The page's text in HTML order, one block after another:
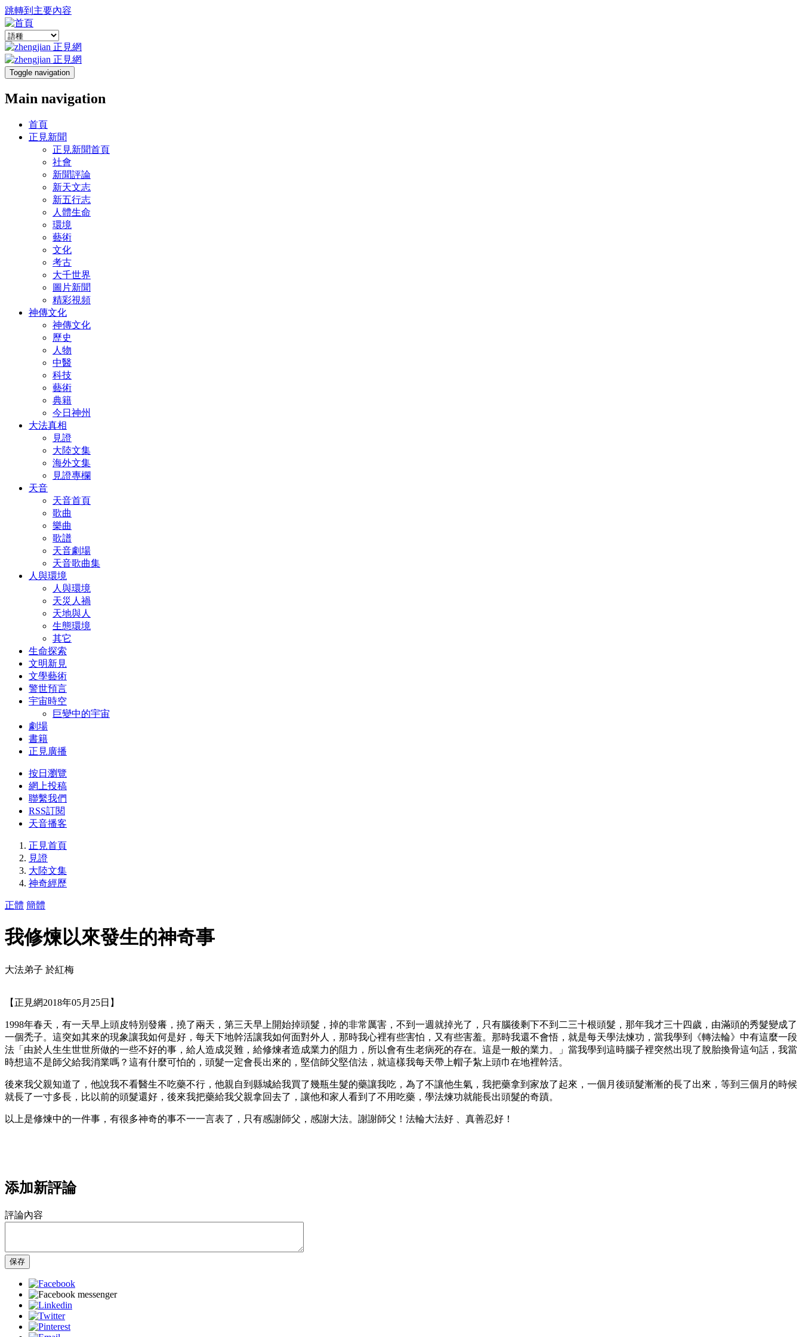
跳轉到主要內容
Toggle navigation
Main navigation
首頁
正見新聞
正見新聞首頁
社會
新聞評論
新天文志
新五行志
人體生命
環境
藝術
文化
考古
大千世界
圖片新聞
精彩視頻
神傳文化
神傳文化
歷史
人物
中醫
科技
藝術
典籍
今日神州
大法真相
見證
大陸文集
海外文集
見證專欄
天音
天音首頁
歌曲
樂曲
歌譜
天音劇場
天音歌曲集
人與環境
人與環境
天災人禍
天地與人
生態環境
其它
生命探索
文明新見
文學藝術
警世預言
宇宙時空
巨變中的宇宙
劇場
書籍
正見廣播
按日瀏覽
網上投稿
聯繫我們
RSS訂閱
天音播客
正見首頁
見證
大陸文集
神奇經歷
正體 簡體
我修煉以來發生的神奇事
大法弟子 於紅梅
【正見網2018年05月25日】
1998年春天，有一天早上頭皮特別發癢，撓了兩天，第三天早上開始掉頭髮，掉的非常厲害，不到一週就掉光了，只有腦後剩下不到二三十根頭髮，那年我才三十四歲，由滿頭的秀髮變成了
一個禿子。這突如其來的現象讓我如何是好，每天下地幹活讓我如何面對外人，那時我心裡有些害怕，又有些害羞。那時我還不會悟，就是每天學法煉功，當我學到《轉法輪》中有這麼一段
法「由於人生生世世所做的一些不好的事，給人造成災難，給修煉者造成業力的阻力，所以會有生老病死的存在。這是一般的業力。」當我學到這時腦子裡突然出現了脫胎換骨這句話，我當
時想這不是師父給我消業嗎？這有什麼可怕的，頭髮一定會長出來的，堅信師父堅信法，就這樣我每天帶上帽子紮上頭巾在地裡幹活。
後來我父親知道了，他說我不看醫生不吃藥不行，他親自到縣城給我買了幾瓶生髮的藥讓我吃，為了不讓他生氣，我把藥拿到家放了起來，一個月後頭髮漸漸的長了出來，等到三個月的時候
就長了一寸多長，比以前的頭髮還好，後來我把藥給我父親拿回去了，讓他和家人看到了不用吃藥，學法煉功就能長出頭髮的奇蹟。
以上是修煉中的一件事，有很多神奇的事不一一言表了，只有感謝師父，感謝大法。謝謝師父！法輪大法好 、真善忍好！
添加新評論
評論內容
保存